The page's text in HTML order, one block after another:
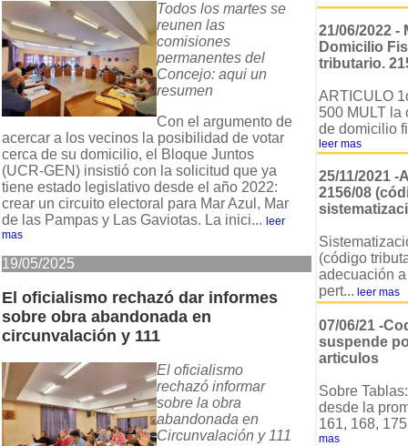
Todos los martes se
reunen las
comisiones
permanentes del
Concejo: aqui un
resumen
Con el argumento de
acercar a los vecinos la posibilidad de votar
cerca de su domicilio, el Bloque Juntos
(UCR-GEN) insistió con la solicitud que ya
tiene estado legislativo desde el año 2022:
crear un circuito electoral para Mar Azul, Mar
de las Pampas y Las Gaviotas. La inici... leer
mas
19/05/2025
El oficialismo rechazó dar informes
sobre obra abandonada en
circunvalación y 111
El oficialismo
rechazó informar
sobre la obra
abandonada en
Circunvalación y 111
21/06/2022 -
Domicilio
tributario.
ARTICULO
500 MULT la
de domicilio
leer mas
25/11/2021 -
2156/08
(código
adecuación
pert... leer mas
07/06/21 -
suspende
articulos
Sobre
desde la
161, 168,
mas